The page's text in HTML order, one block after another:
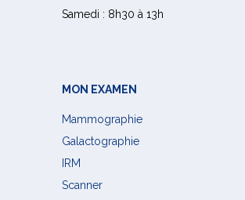
Samedi : 8h30 à 13h
MON EXAMEN
Mammographie
Galactographie
IRM
Scanner